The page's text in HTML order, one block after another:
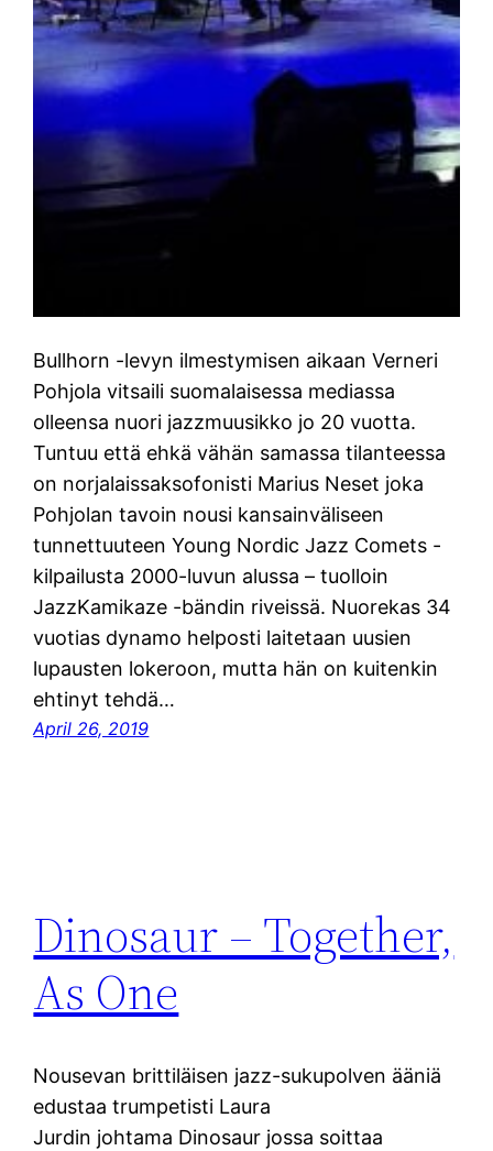
Bullhorn -levyn ilmestymisen aikaan Verneri
Pohjola vitsaili suomalaisessa mediassa
olleensa nuori jazzmuusikko jo 20 vuotta.
Tuntuu että ehkä vähän samassa tilanteessa
on norjalaissaksofonisti Marius Neset joka
Pohjolan tavoin nousi kansainväliseen
tunnettuuteen Young Nordic Jazz Comets -
kilpailusta 2000-luvun alussa – tuolloin
JazzKamikaze -bändin riveissä. Nuorekas 34
vuotias dynamo helposti laitetaan uusien
lupausten lokeroon, mutta hän on kuitenkin
ehtinyt tehdä…
April 26, 2019
Dinosaur – Together,
As One
Nousevan brittiläisen jazz-sukupolven ääniä
edustaa trumpetisti Laura
Jurdin johtama Dinosaur jossa soittaa